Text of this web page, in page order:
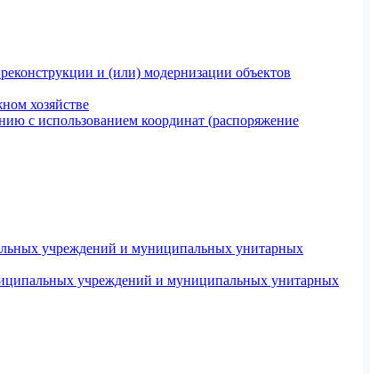
и (или) модернизации объектов
хозяйстве
с использованием координат (распоряжение
учреждений и муниципальных унитарных
учреждений и муниципальных унитарных